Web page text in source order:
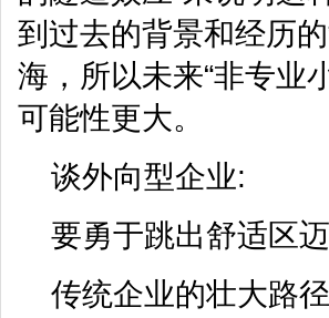
到过去的背景和经历
海，所以未来“非专业
可能性更大。
谈外向型企业:
要勇于跳出舒适区
传统企业的壮大路